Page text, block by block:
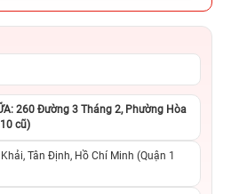
260 Đường 3 Tháng 2, Phường Hòa
cũ)
Tân Định, Hồ Chí Minh (Quận 1